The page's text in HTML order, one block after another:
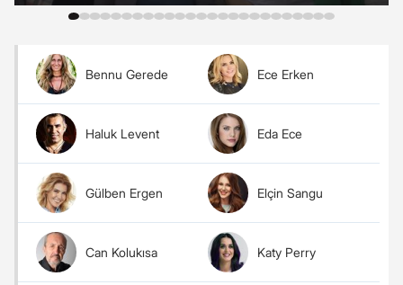
Bennu Gerede
Haluk Levent
Gülben Ergen
Can Kolukısa
Ece Erken
Eda Ece
Elçin Sangu
Katy Perry